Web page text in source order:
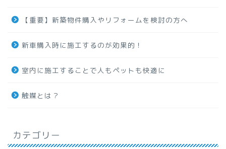
【重要】新築物件購入やリフォームを検討の方へ
新車購入時に施工するのが効果的！
室内に施工することで人もペットも快適に
触媒とは？
カテゴリー